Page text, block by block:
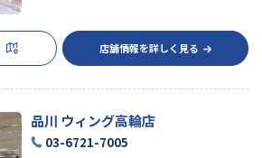
店舗情報を詳しく見る
品川 ウィング高輪店
03-6721-7005